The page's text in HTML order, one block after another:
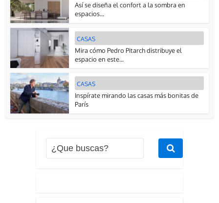
Así se diseña el confort a la sombra en
espacios...
CASAS
Mira cómo Pedro Pitarch distribuye el
espacio en este...
CASAS
Inspírate mirando las casas más bonitas de
París